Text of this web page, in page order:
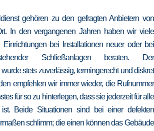
gehören zu den gefragten Anbietern von
In den vergangenen Jahren haben wir viele
Einrichtungen bei Installationen neuer oder bei
Schließanlagen beraten. Der
stets zuverlässig, termingerecht und diskret
empfehlen wir immer wieder, die Rufnummer
für so zu hinterlegen, dass sie jederzeit für alle
ist. Beide Situationen sind bei einer defekten
schlimm; die einen können das Gebäude